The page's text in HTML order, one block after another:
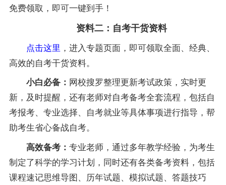
免费领取，即可一键到手！
资料二：自考干货资料
点击这里 ，进入专题页面，即可领取全面、经典、
高效的自考干货资料。
小白必备： 网校搜罗整理更新考试政策，实时更
新，及时提醒，还有老师对自考备考全套流程，包括自
考报考、专业选择、自考就业等具体事项进行指导，帮
助考生省心备战自考。
高效备考： 专业老师，通过多年教学经验，为考生
制定了科学的学习计划，同时还有各类备考资料，包括
课程速记思维导图、 历年试题、模拟试题、答题技巧